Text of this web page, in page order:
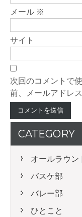
メール ※
サイト
次回のコメントで
前、メールアドレ
CATEGORY
オールラウン
バスケ部
バレー部
ひとこと